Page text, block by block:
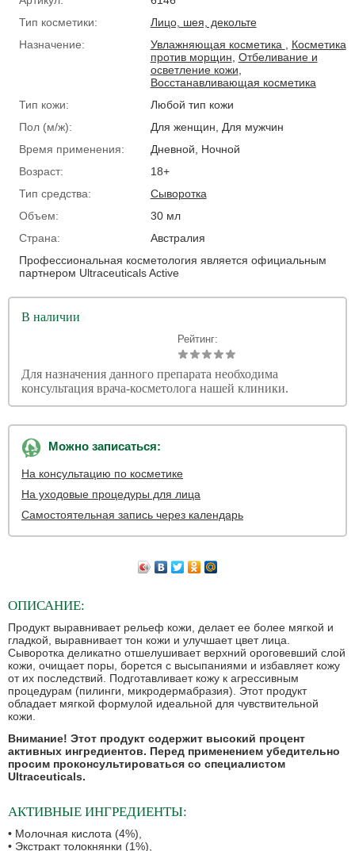
Тип косметики:
Лицо, шея, декольте
Назначение:
Увлажняющая косметика
Косметика
против морщин Отбеливание и
осветление кожи
Восстанавливающая косметика
Тип кожи:
Любой тип кожи
Пол (м/ж):
Для женщин, Для мужчин
Время применения:
Дневной, Ночной
Возраст:
18+
Тип средства:
Сыворотка
Объем:
30 мл
Страна:
Австралия
Профессиональная косметология является официальным
партнером Ultraceuticals Active
В наличии
Рейтинг:
Для назначения данного препарата необходима
консультация врача-косметолога нашей клиники.
Можно записаться:
На консультацию по косметике
На уходовые процедуры для лица
Самостоятельная запись через календарь
ОПИСАНИЕ:
Продукт выравнивает рельеф кожи, делает ее более мягкой и
гладкой, выравнивает тон кожи и улучшает цвет лица.
Сыворотка деликатно отшелушивает верхний ороговевший слой
кожи, очищает поры, борется с высыпаниями и избавляет кожу
от их последствий. Подготавливает кожу к агрессивным
процедурам (пилинги, микродермабразия). Этот продукт
обладает мягкой формулой идеальной для чувствительной
кожи.
Внимание! Этот продукт содержит высокий процент
активных ингредиентов. Перед применением убедительно
просим проконсультироваться со специалистом
Ultraceuticals.
АКТИВНЫЕ ИНГРЕДИЕНТЫ:
• Молочная кислота (4%),
• Экстракт толокнянки (1%),